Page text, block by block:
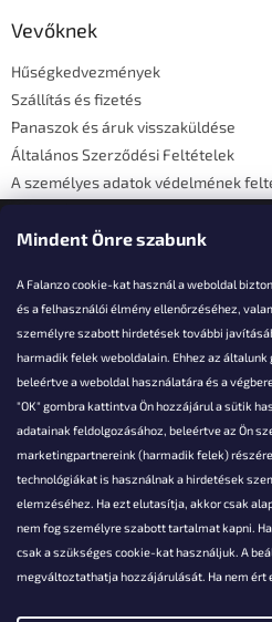
Mindent Önre szabunk
A Falanzo cookie-kat használ a weboldal
és a felhasználói élmény ellenőrzéséhez,
személyre szabott hirdetések további
harmadik felek weboldalain. Ehhez az
beleértve a weboldal használatára és a
"OK" gombra kattintva Ön hozzájárul a sütik
adatainak feldolgozásához, beleértve az Ön
marketingpartnereink (harmadik felek)
technológiákat is használnak a hirdetések
elemzéséhez. Ha ezt elutasítja, akkor csak
nem fog személyre szabott tartalmat kapni.
csak a szükséges cookie-kat használjuk. A
megváltoztathatja hozzájárulását. Ha nem ért
Vevőknek
Hűségkedvezmények
Szállítás és fizetés
Panaszok és áruk visszaküldése
Általános Szerződési Feltételek
A személyes adatok védelmének
Elérhetőségi adatok
Akarsz kérdezni valamit?
info@falanzo.hu